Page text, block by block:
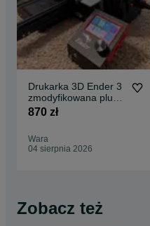
Drukarka 3D Ender 3
zmodyfikowana plus
filament
870 zł
Wara
04 sierpnia 2026
Zobacz też